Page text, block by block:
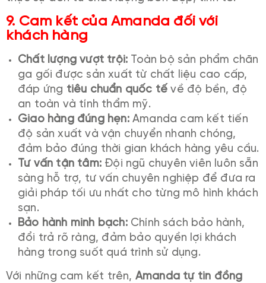
9. Cam kết của Amanda đối với
khách hàng
Chất lượng vượt trội: Toàn bộ sản phẩm chăn
ga gối được sản xuất từ chất liệu cao cấp,
đáp ứng tiêu chuẩn quốc tế về độ bền, độ
an toàn và tính thẩm mỹ.
Giao hàng đúng hẹn:Amanda cam kết tiến
độ sản xuất và vận chuyển nhanh chóng,
đảm bảo đúng thời gian khách hàng yêu cầu.
Tư vấn tận tâm: Đội ngũ chuyên viên luôn sẵn
sàng hỗ trợ, tư vấn chuyên nghiệp để đưa ra
giải pháp tối ưu nhất cho từng mô hình khách
sạn.
Bảo hành minh bạch:Chính sách bảo hành,
đổi trả rõ ràng, đảm bảo quyền lợi khách
hàng trong suốt quá trình sử dụng.
Với những cam kết trên, Amanda tự tin đồng